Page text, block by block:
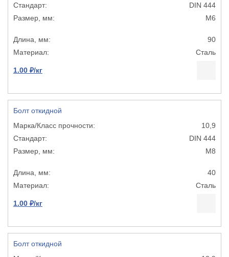
DIN 444
М6
90
Сталь
1.00 ₽/кг
Болт откидной
10,9
DIN 444
М8
40
Сталь
1.00 ₽/кг
Болт откидной